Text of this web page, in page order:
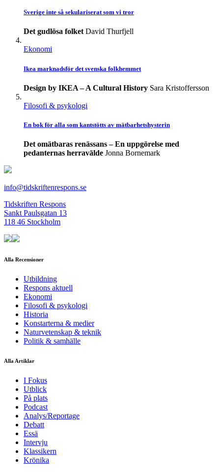
Sverige inte så sekulariserat som vi tror
Det gudlösa folket David Thurfjell
Ekonomi
Ikea marknadsför det svenska folkhemmet
Design by IKEA – A Cultural History Sara Kristoffersson
Filosofi & psykologi
En bok för alla som kantstötts av mätbarhetshysterin
Det omätbaras renässans – En uppgörelse med
pedanternas herravälde Jonna Bornemark
info@tidskriftenrespons.se
Tidskriften Respons
Sankt Paulsgatan 13
118 46 Stockholm
Alla Recensioner
Utbildning
Respons aktuell
Ekonomi
Filosofi & psykologi
Historia
Konstarterna & medier
Naturvetenskap & teknik
Politik & samhälle
Alla Artiklar
I Fokus
Utblick
På plats
Podcast
Analys/Reportage
Debatt
Essä
Intervju
Klassikern
Krönika